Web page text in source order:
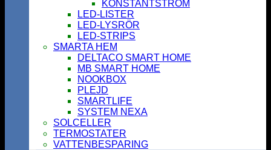
KONSTANTSTRÖM
LED-LISTER
LED-LYSRÖR
LED-STRIPS
SMARTA HEM
DELTACO SMART HOME
MB SMART HOME
NOOKBOX
PLEJD
SMARTLIFE
SYSTEM NEXA
SOLCELLER
TERMOSTATER
VATTENBESPARING